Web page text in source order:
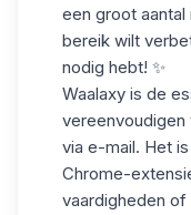
een groot
bereik wilt
nodig hebt! ✨
Waalaxy is de
via e-mail. Het
Chrome-
vaardigheden